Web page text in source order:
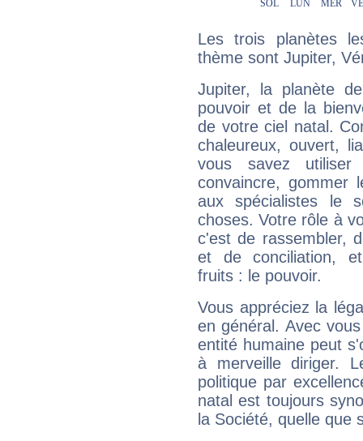
Les trois planètes
thème sont Jupiter,
Jupiter, la planète
pouvoir et de la
de votre ciel natal.
chaleureux, ouvert,
vous savez
convaincre, gommer
aux spécialistes le
choses. Votre rôle à
c'est de rassembler,
et de conciliation,
fruits : le pouvoir.
Vous appréciez la
en général. Avec
entité humaine peut
à merveille diriger.
politique par
natal est toujours
la Société, quelle que